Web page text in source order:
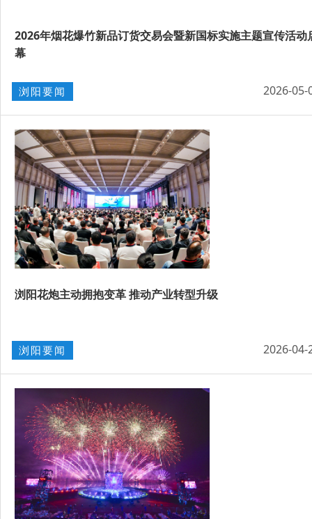
2026年烟花爆竹新品订货交易会暨新国标实施主题宣传活动
幕
浏阳要闻 2026-05-
浏阳花炮主动拥抱变革 推动产业转型升级
浏阳要闻 2026-04-